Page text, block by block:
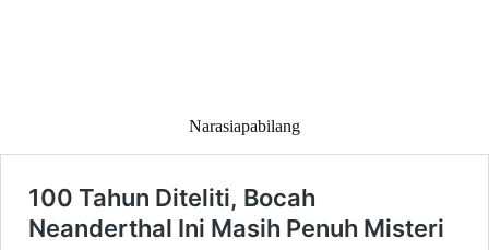
Narasiapabilang